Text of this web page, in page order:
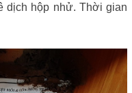
dịch hộp nhử. Thời gian